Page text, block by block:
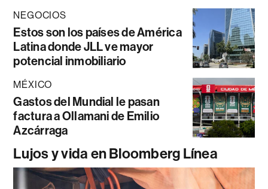
NEGOCIOS
Estos son los países de América
Latina donde JLL ve mayor
potencial inmobiliario
MÉXICO
Gastos del Mundial le pasan
factura a Ollamani de Emilio
Azcárraga
Lujos y vida en Bloomberg Línea